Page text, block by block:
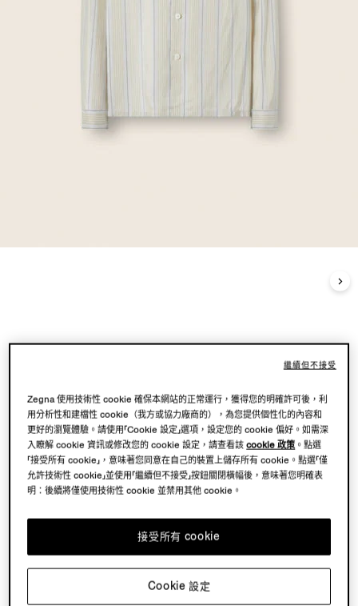
Zegna 使用技術性 cookie 確保本網站的正常運行，獲得您的明確許可後，利
用分析性和建檔性 cookie（我方或協力廠商的），為您提供個性化的內容和
更好的瀏覽體驗。請使用「Cookie 設定」選項，設定您的 cookie 偏好。如需深
入瞭解 cookie 資訊或修改您的 cookie 設定，請查看該cookie 政策 。點選
「接受所有 cookie」，意味著您同意在自己的裝置上儲存所有 cookie。點選「僅
允許技術性 cookie」並使用「繼續但不接受」按鈕關閉橫幅後，意味著您明確表
明：後續將僅使用技術性 cookie 並禁用其他 cookie。
接受所有 cookie
Cookie 設定
繼續但不接受